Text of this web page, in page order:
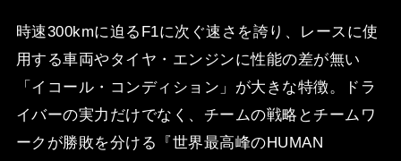
時速300kmに迫るF1に次ぐ速さを誇り、レースに使
⽤する⾞両やタイヤ・エンジンに性能の差が無い
「イコール・コンディション」が⼤きな特徴。ドラ
イバーの実⼒だけでなく、チームの戦略とチームワ
ークが勝敗を分ける
『世界最⾼峰のHUMAN